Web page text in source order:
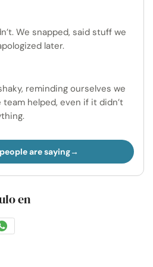
We snapped, said stuff we
later.
reminding ourselves we
helped, even if it didn’t
are saying
en
Compartir